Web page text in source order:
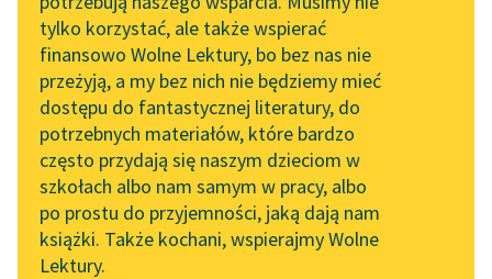
Lab
Zapraszamy na spotkanie
online z tłumaczkami
literatury skandynawskiej
Spotkanie z Katarzyną
Tunkiel w Oslo
102. lata temu zmarł
Joseph Conrad
czytających
API
OAI-PMH
Widget Wolnych Lektur
Przypisy
tylko korzystać, ale także wspierać
finansowo Wolne Lektury, bo bez nas nie
przeżyją, a my bez nich nie będziemy mieć
dostępu do fantastycznej literatury, do
potrzebnych materiałów, które bardzo
często przydają się naszym dzieciom w
szkołach albo nam samym w pracy, albo
po prostu do przyjemności, jaką dają nam
książki. Także kochani, wspierajmy Wolne
Lektury.
— Ja, Sargon, wódz,
satrapa i powinowaty
najpotężniejszego
króla Assara,
przychodzę pozdrowić
cię, namiestniku
najpotężniejszego
faraona...